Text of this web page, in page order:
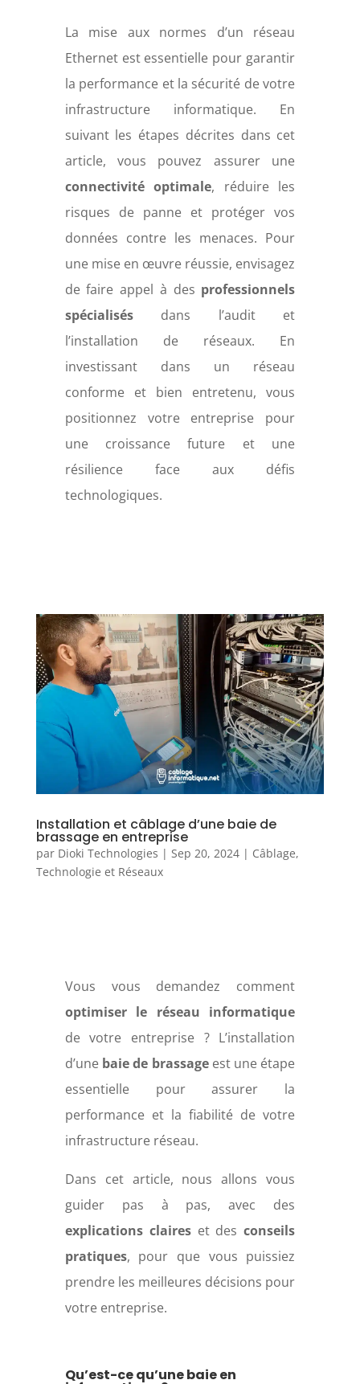
La mise aux normes d’un réseau
Ethernet est essentielle pour garantir
la performance et la sécurité de votre
infrastructure informatique. En
suivant les étapes décrites dans cet
article, vous pouvez assurer une
connectivité optimale, réduire les
risques de panne et protéger vos
données contre les menaces. Pour
une mise en œuvre réussie, envisagez
de faire appel à des professionnels
spécialisésdans l’audit et
l’installation de réseaux. En
investissant dans un réseau
conforme et bien entretenu, vous
positionnez votre entreprise pour
une croissance future et une
résilience face aux défis
technologiques.
Installation et câblage d’une baie de
brassage en entreprise
par Dioki Technologies | Sep 20, 2024| Câblage,
Technologie et Réseaux
Vous vous demandez comment
optimiser le réseau informatique
de votre entreprise ? L’installation
d’une baie de brassageest une étape
essentielle pour assurer la
performance et la fiabilité de votre
infrastructure réseau.
Dans cet article, nous allons vous
guider pas à pas, avec des
explications claireset desconseils
pratiques, pour que vous puissiez
prendre les meilleures décisions pour
votre entreprise.
Qu’est-ce qu’une baie en